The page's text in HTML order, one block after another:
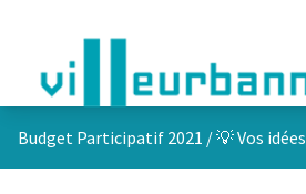
Budget Participatif 2021 /💡 Vos idées